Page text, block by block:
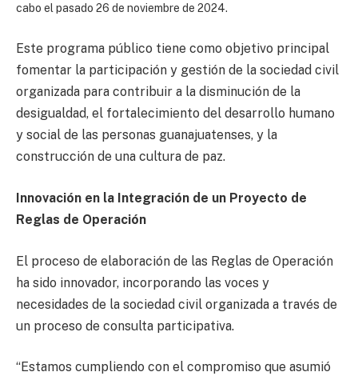
cabo el pasado 26 de noviembre de 2024.
Este programa público tiene como objetivo principal
fomentar la participación y gestión de la sociedad civil
organizada para contribuir a la disminución de la
desigualdad, el fortalecimiento del desarrollo humano
y social de las personas guanajuatenses, y la
construcción de una cultura de paz.
Innovación en la Integración de un Proyecto de
Reglas de Operación
El proceso de elaboración de las Reglas de Operación
ha sido innovador, incorporando las voces y
necesidades de la sociedad civil organizada a través de
un proceso de consulta participativa.
“Estamos cumpliendo con el compromiso que asumió